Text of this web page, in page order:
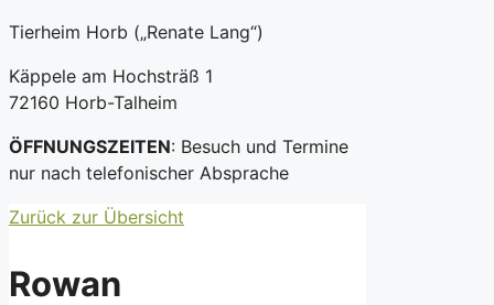
Tierheim Horb („Renate Lang“)
Käppele am Hochsträß 1
72160 Horb-Talheim
ÖFFNUNGSZEITEN: Besuch und Termine
nur nach telefonischer Absprache
Zurück zur Übersicht
Rowan